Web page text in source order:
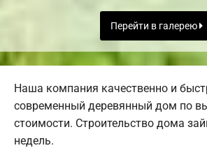
Перейти в галерею
Наша компания качественно и
современный деревянный дом по
стоимости. Строительство дома
недель.